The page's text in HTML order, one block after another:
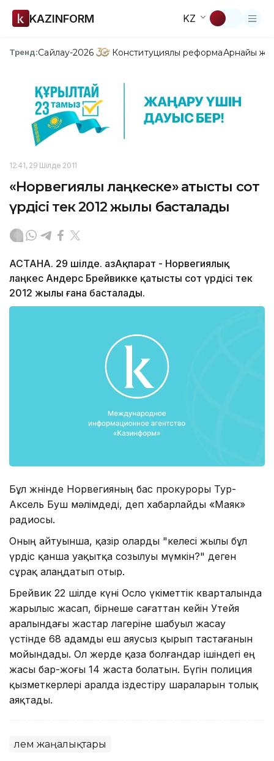
KAZINFORM KZ
Тренд:Сайлау-2026 Конституциялық реформаАрнайы
12:41, 29 Шілде 2011
«Норвегиялық лаңкеске» қатысты сот
үрдісі тек 2012 жылы басталады
АСТАНА. 29 шілде. ҚазАқпарат - Норвегиялық
лаңкес Андерс Брейвикке қатысты сот үрдісі тек
2012 жылы ғана басталады.
Бұл жөнінде Норвегияның бас прокуроры Тур-
Аксель Буш мәлімдеді, деп хабарлайды «Маяк»
радиосы.
Оның айтуынша, қазір оларды "келесі жылы бұл
үрдіс қанша уақытқа созылуы мүмкін?" деген
сұрақ алаңдатып отыр.
Брейвик 22 шілде күні Осло үкіметтік кварталында
жарылыс жасап, бірнеше сағаттан кейін Утейя
аралындағы жастар лагеріне шабуыл жасау
үстінде 68 адамды еш аяусыз қырып тастағанын
мойындады. Ол жерде қаза болғандар ішіндегі ең
жасы бар-жоғы 14 жаста болатын. Бүгін полиция
қызметкерлері аралда іздестіру шараларын толық
аяқтады.
Әлем жаңалықтары